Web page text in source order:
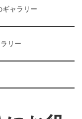
ギャラリー
リー